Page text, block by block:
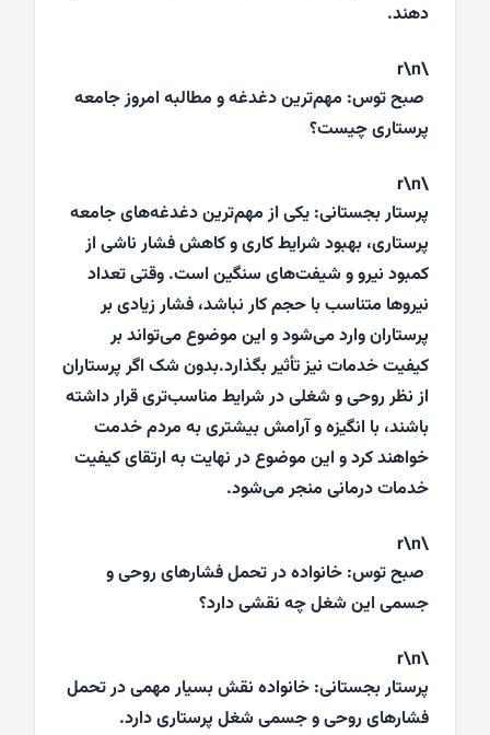
دهند.
\r\n
صبح توس: مهم‌ترین دغدغه و مطالبه امروز جامعه
پرستاری چیست؟
\r\n
پرستار بجستانی: یکی از مهم‌ترین دغدغه‌های جامعه
پرستاری، بهبود شرایط کاری و کاهش فشار ناشی از
کمبود نیرو و شیفت‌های سنگین است. وقتی تعداد
نیروها متناسب با حجم کار نباشد، فشار زیادی بر
پرستاران وارد می‌شود و این موضوع می‌تواند بر
کیفیت خدمات نیز تأثیر بگذارد.بدون شک اگر پرستاران
از نظر روحی و شغلی در شرایط مناسب‌تری قرار داشته
باشند، با انگیزه و آرامش بیشتری به مردم خدمت
خواهند کرد و این موضوع در نهایت به ارتقای کیفیت
خدمات درمانی منجر می‌شود.
\r\n
صبح توس: خانواده در تحمل فشارهای روحی و
جسمی این شغل چه نقشی دارد؟
\r\n
پرستار بجستانی: خانواده نقش بسیار مهمی در تحمل
فشارهای روحی و جسمی شغل پرستاری دارد.